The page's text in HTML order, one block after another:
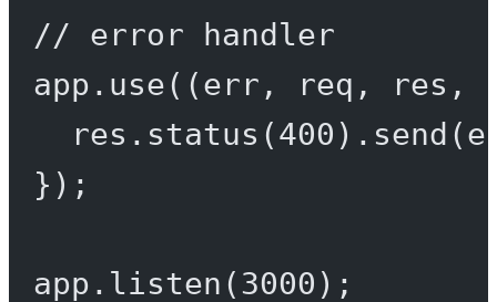
// error handler
app. use((err , req , res ,
res. status (400 ). send
});
app. listen (3000 );